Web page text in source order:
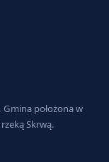
położona w
Skrwą.